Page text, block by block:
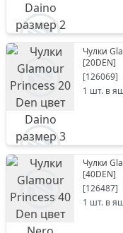
Чулки
[20DEN]
[126069]
1 шт. в
Чулки
[40DEN]
[126487]
1 шт. в